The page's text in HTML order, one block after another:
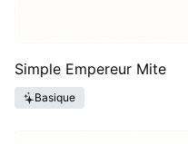
Simple Empereur Mite
Basique